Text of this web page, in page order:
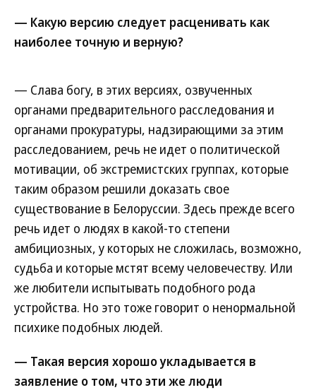
— Какую версию следует расценивать как
наиболее точную и верную?
— Слава богу, в этих версиях, озвученных
органами предварительного расследования и
органами прокуратуры, надзирающими за этим
расследованием, речь не идет о политической
мотивации, об экстремистских группах, которые
таким образом решили доказать свое
существование в Белоруссии. Здесь прежде всего
речь идет о людях в какой-то степени
амбициозных, у которых не сложилась, возможно,
судьба и которые мстят всему человечеству. Или
же любители испытывать подобного рода
устройства. Но это тоже говорит о ненормальной
психике подобных людей.
— Такая версия хорошо укладывается в
заявление о том, что эти же люди